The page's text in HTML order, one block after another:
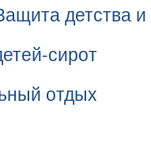
детства и
сирот
отдых